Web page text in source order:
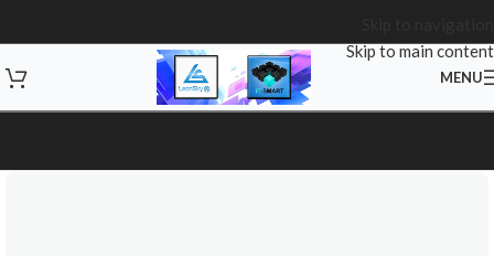
Skip to main content
MENU